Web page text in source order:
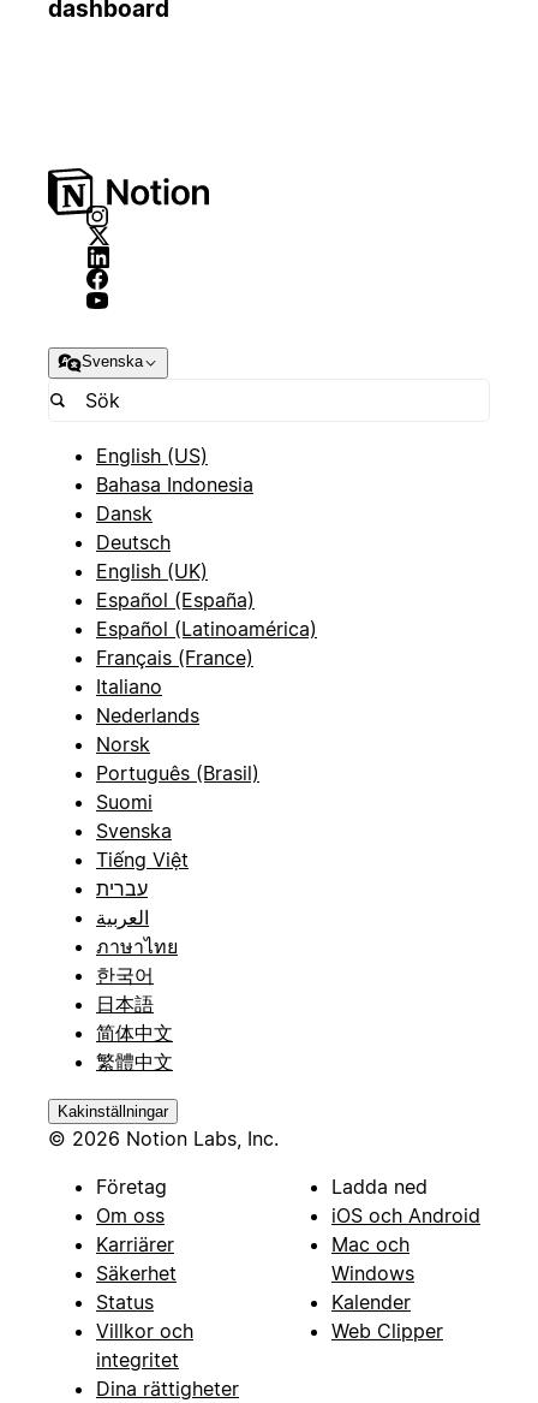
dashboard
Svenska
English (US)
Bahasa Indonesia
Dansk
Deutsch
English (UK)
Español (España)
Español (Latinoamérica)
Français (France)
Italiano
Nederlands
Norsk
Português (Brasil)
Suomi
Svenska
Tiếng Việt
עברית
العربية
ภาษาไทย
한국어
日本語
简体中文
繁體中文
Kakinställningar
© 2026 Notion Labs, Inc.
Företag
Om oss
Karriärer
Säkerhet
Status
Villkor och
integritet
Dina rättigheter
Ladda ned
iOS och Android
Mac och
Windows
Kalender
Web Clipper